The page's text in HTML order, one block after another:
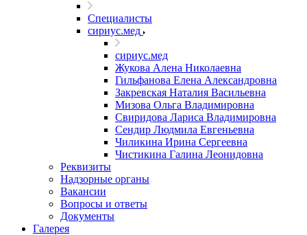
Специалисты
сириус.мед
сириус.мед
Жукова Алена Николаевна
Гильфанова Елена Александровна
Закревская Наталия Васильевна
Мизова Ольга Владимировна
Свиридова Лариса Владимировна
Сендир Людмила Евгеньевна
Чиликина Ирина Сергеевна
Чистикина Галина Леонидовна
Реквизиты
Надзорные органы
Вакансии
Вопросы и ответы
Документы
Галерея